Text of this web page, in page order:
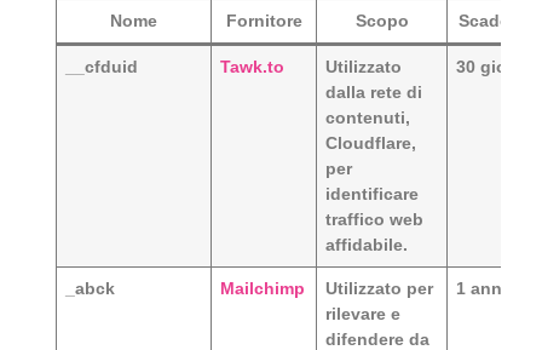
Nome Fornitore Scopo Scadenza
__cfduid Tawk.to
Utilizzato
dalla rete di
contenuti,
Cloudflare,
per
identificare
traffico web
affidabile.
30 giorni
_abck Mailchimp
Utilizzato per
rilevare e
difendere da
1 anno